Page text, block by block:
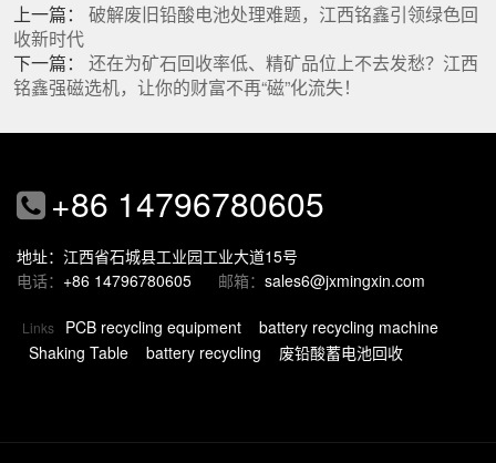
上一篇： 破解废旧铅酸电池处理难题，江西铭鑫引领绿色回
收新时代
下一篇： 还在为矿石回收率低、精矿品位上不去发愁？江西
铭鑫强磁选机，让你的财富不再“磁”化流失！
+86 14796780605
地址：江西省石城县工业园工业大道15号
电话： +86 14796780605 邮箱： sales6@jxmingxin.com
Links PCB recycling equipment
battery recycling machine
Shaking Table
battery recycling 废铅酸蓄电池回收